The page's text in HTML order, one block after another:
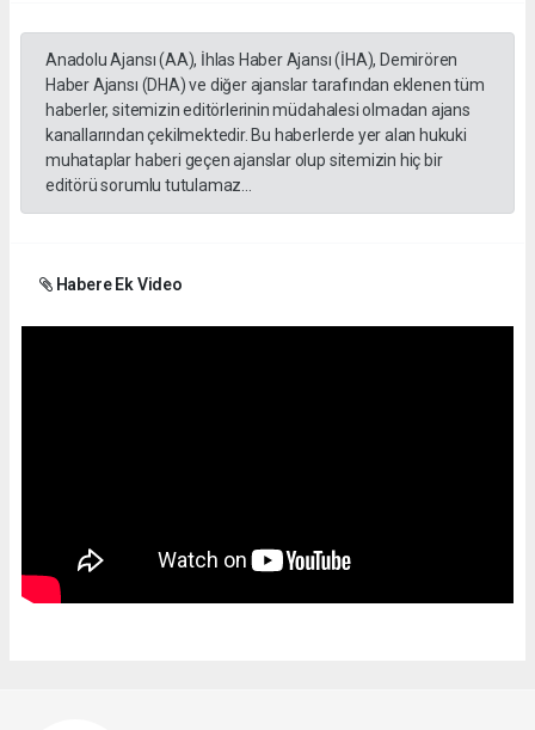
Anadolu Ajansı (AA), İhlas Haber Ajansı (İHA), Demirören
Haber Ajansı (DHA) ve diğer ajanslar tarafından eklenen tüm
haberler, sitemizin editörlerinin müdahalesi olmadan ajans
kanallarından çekilmektedir. Bu haberlerde yer alan hukuki
muhataplar haberi geçen ajanslar olup sitemizin hiç bir
editörü sorumlu tutulamaz...
Habere Ek Video